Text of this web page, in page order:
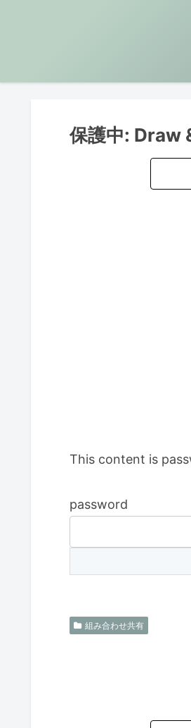
保護中: Draw
This content is
password
組み合わせ共有